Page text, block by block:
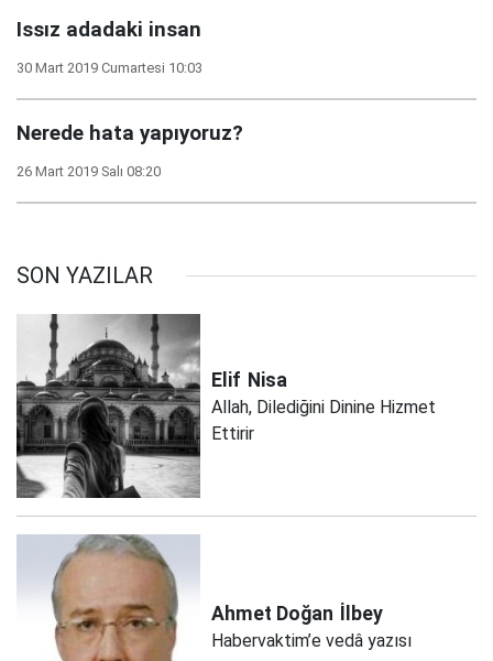
Issız adadaki insan
30 Mart 2019 Cumartesi 10:03
Nerede hata yapıyoruz?
26 Mart 2019 Salı 08:20
SON YAZILAR
Elif Nisa
Allah, Dilediğini Dinine Hizmet
Ettirir
Ahmet Doğan İlbey
Habervaktim’e vedâ yazısı